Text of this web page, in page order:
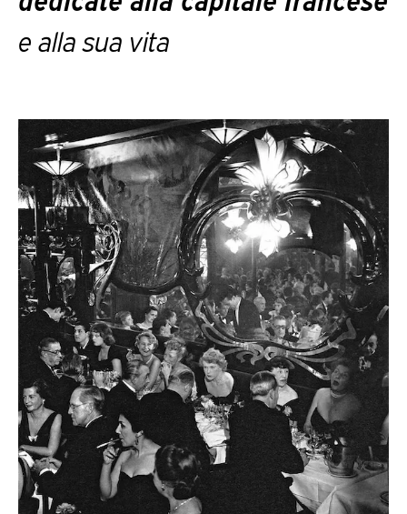
e alla sua vita